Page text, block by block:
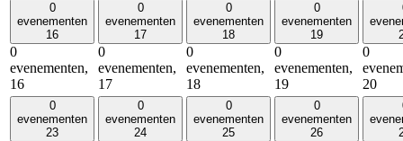
0
evenementen
16
0
evenementen,
16
0
evenementen
17
0
evenementen,
17
0
evenementen
18
0
evenementen,
18
0
evenementen
19
0
evenementen,
19
0
20
0
evenementen
23
0
evenementen
24
0
evenementen
25
0
evenementen
26